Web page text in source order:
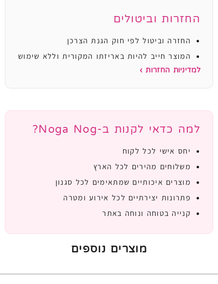
החזרות וביטולים
החזרה וביטול לפי חוק הגנת הצרכן
המוצר חייב להיות באריזתו המקורית וללא שימוש
למדיניות החזרות ›
למה כדאי לקנות ב-Noga Nog?
יחס אישי לכל לקוח
משלוחים מהירים לכל הארץ
מוצרים איכותיים שמתאימים לכל סגנון
פתרונות יצירתיים לכל אירוע ומטרה
קנייה בטוחה ונוחה באתר
מוצרים נוספים